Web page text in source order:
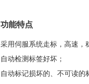
功能特点
采用伺服系统走标，高速，
自动检测标签好坏；
自动标记损坏的、不可读的